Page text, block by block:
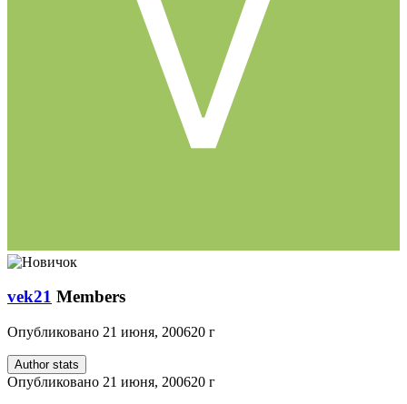
vek21 Members
Опубликовано 21 июня, 200620 г
Author stats
Опубликовано 21 июня, 200620 г